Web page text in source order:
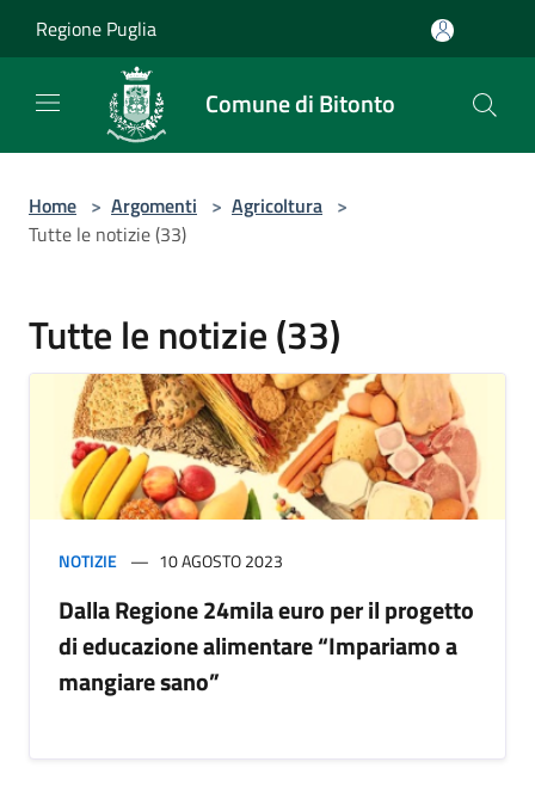
Regione Puglia
Comune di Bitonto
Home > Argomenti > Agricoltura >
Tutte le notizie (33)
Tutte le notizie (33)
NOTIZIE 10 AGOSTO 2023
Dalla Regione 24mila euro per il progetto
di educazione alimentare “Impariamo a
mangiare sano”